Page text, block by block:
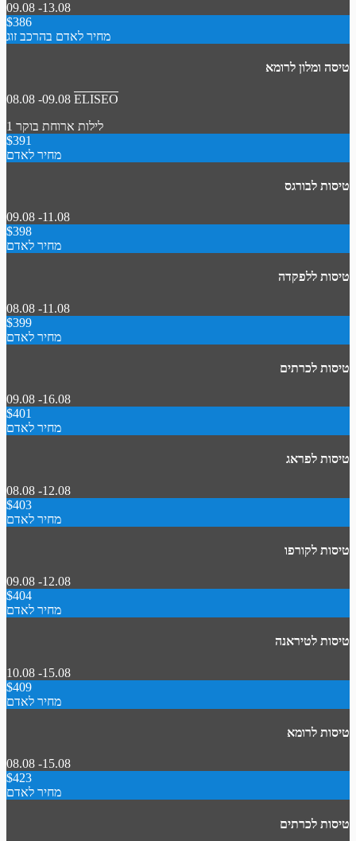
09.08 -13.08
$386
מחיר לאדם בהרכב זוג
טיסה ומלון לרומא
08.08 -09.08 ELISEO
1 לילות ארוחת בוקר
$391
מחיר לאדם
טיסות לבורגס
09.08 -11.08
$398
מחיר לאדם
טיסות ללפקדה
08.08 -11.08
$399
מחיר לאדם
טיסות לכרתים
09.08 -16.08
$401
מחיר לאדם
טיסות לפראג
08.08 -12.08
$403
מחיר לאדם
טיסות לקורפו
09.08 -12.08
$404
מחיר לאדם
טיסות לטיראנה
10.08 -15.08
$409
מחיר לאדם
טיסות לרומא
08.08 -15.08
$423
מחיר לאדם
טיסות לכרתים